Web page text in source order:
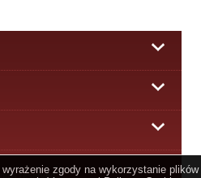
reserved
zgody na wykorzystanie plików